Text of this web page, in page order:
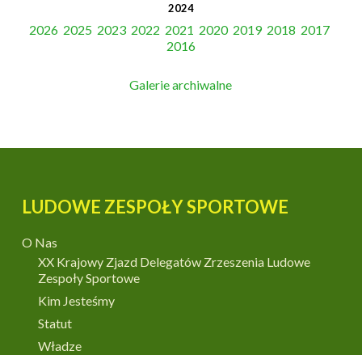
2024
2026 2025 2023 2022 2021 2020 2019 2018 2017
2016
Galerie archiwalne
LUDOWE ZESPOŁY SPORTOWE
O Nas
XX Krajowy Zjazd Delegatów Zrzeszenia Ludowe
Zespoły Sportowe
Kim Jesteśmy
Statut
Władze